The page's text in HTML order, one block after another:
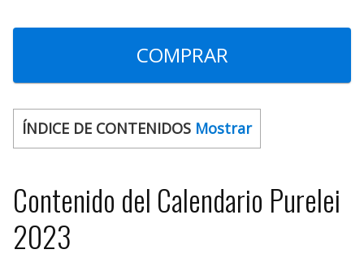
COMPRAR
ÍNDICE DE CONTENIDOS Mostrar
Contenido del Calendario Purelei
2023